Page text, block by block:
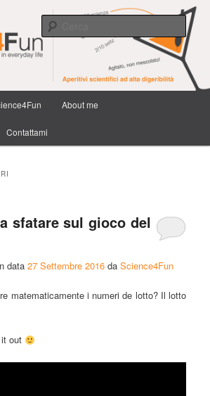
confini della conoscenza e dintorni.
Cerca
About me
Contattami
sfatare sul gioco del
data27 Settembre 2016 daScience4Fun
matematicamente i numeri de lotto? Il lotto
out